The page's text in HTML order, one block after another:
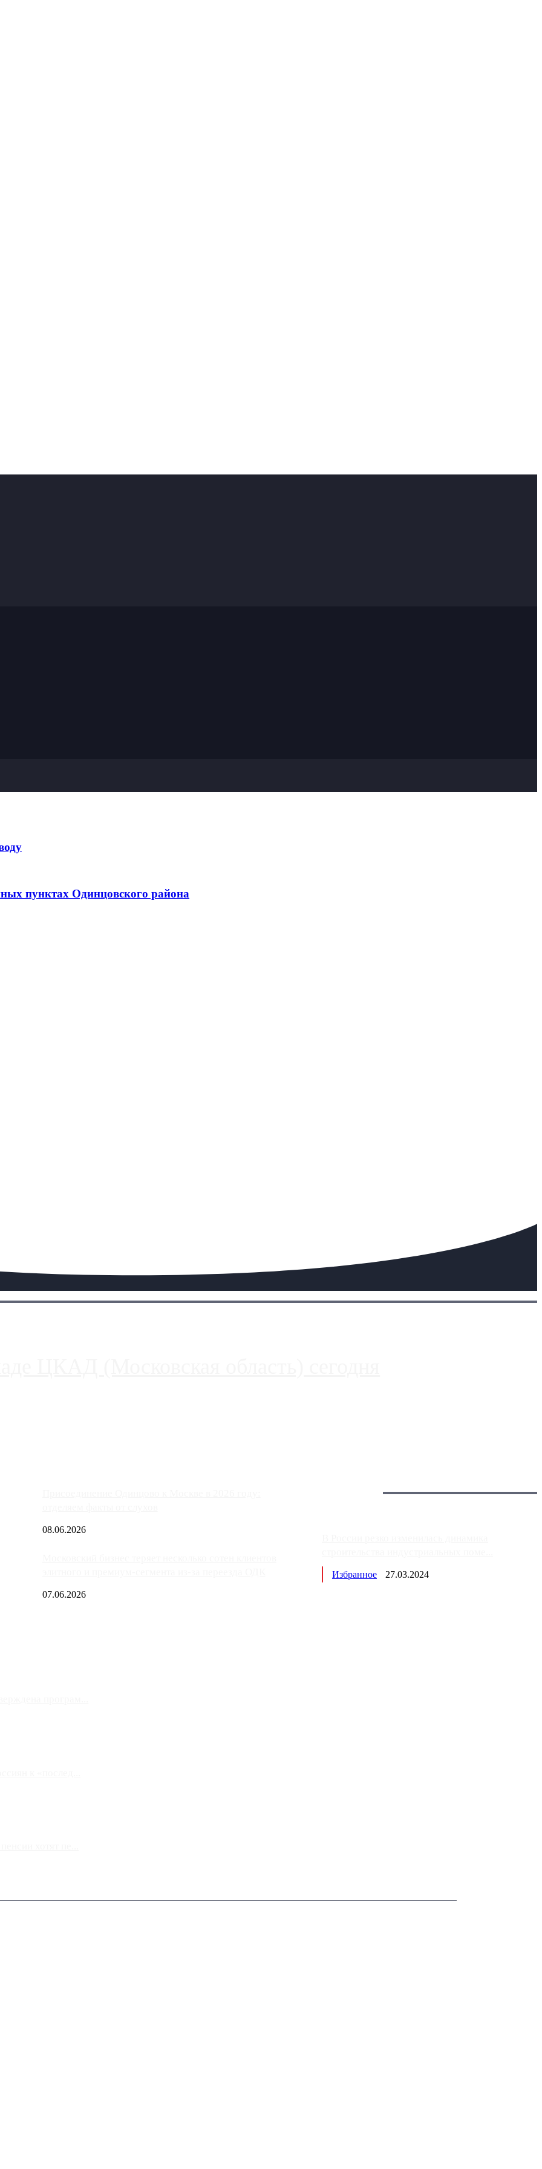
пунктах Одинцовского района
08.06.2026
07.06.2026
Избранное 27.03.2024